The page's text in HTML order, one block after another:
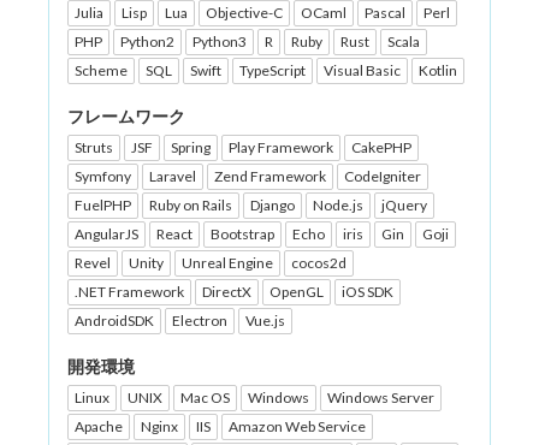
Julia
Lisp Lua Objective-C OCaml Pascal
Perl
PHP
Python2 Python3 R Ruby Rust
Scala
Scheme
SQL Swift TypeScript Visual Basic Kotlin
フレームワーク
Struts JSF Spring Play Framework
CakePHP
Symfony
Laravel Zend Framework
CodeIgniter
FuelPHP
Ruby on Rails Django Node.js
jQuery
AngularJS
React Bootstrap Echo iris Gin
Goji
Revel
Unity Unreal Engine
cocos2d
.NET Framework
DirectX OpenGL
iOS SDK
AndroidSDK
Electron Vue.js
開発環境
Linux UNIX Mac OS Windows
Windows Server
Apache
Nginx IIS
Amazon Web Service